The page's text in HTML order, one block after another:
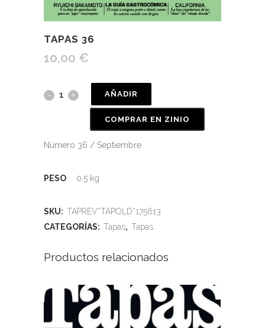
TAPAS 36
10,00 €
AÑADIR
COMPRAR EN ZINIO
Número 36 / Septiembre
PESO 0.5 kg
SKU: TAPREV*TAPOLD*175613
CATEGORÍAS: Tapas, Tapas
Productos relacionados